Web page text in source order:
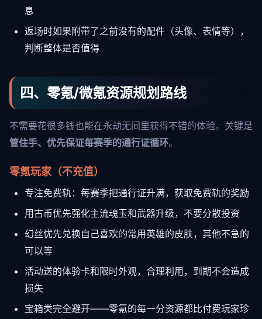
息
返场时如果附带了之前没有的配件（头像、表情等），
判断整体是否值得
四、零氪/微氪资源规划路线
不需要花很多钱也能在永劫无间里获得不错的体验。关键是
管住手、优先保证每赛季的通行证循环。
零氪玩家（不充值）
专注免费轨：每赛季把通行证升满，获取免费轨的奖励
用古币优先强化主流魂玉和武器升级，不要分散投资
幻丝优先兑换自己喜欢的常用英雄的皮肤，其他不急的
可以等
活动送的体验卡和限时外观，合理利用，到期不会造成
损失
宝箱类完全避开——零氪的每一分资源都比付费玩家珍